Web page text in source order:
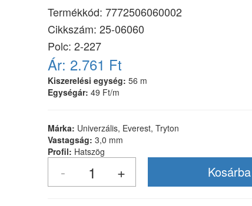
Termékkód: 7772506060002
Cikkszám: 25-06060
Polc: 2-227
Ár: 2.761 Ft
Kiszerelési egység: 56 m
Egységár: 49 Ft/m
Márka: Univerzális, Everest, Tryton
Vastagság: 3,0 mm
Profil: Hatszög